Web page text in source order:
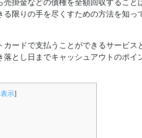
掛金などの債権を全額回収するこ
限りの手を尽くすための方法を知っ
ードで支払うことができるサービス
落とし日までキャッシュアウトのポ
示]